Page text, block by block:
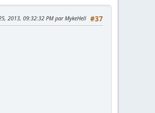
#37
2013, 09:32:32 PM par MykeHell